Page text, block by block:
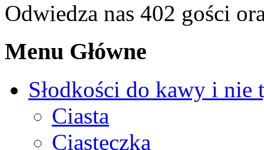
Odwiedza nas 402 gości
Menu Główne
Słodkości do kawy i nie
Ciasta
Ciasteczka